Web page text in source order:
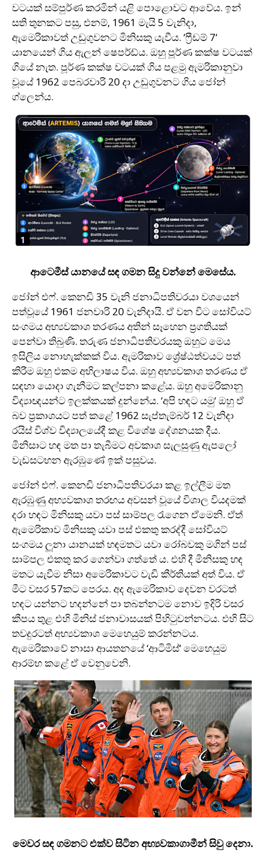
වටයක් සම්පුර්ණ කරමින් යළි පොළොවට ආවේය. ඉන්
සති තුනකට පසු, එනම්, 1961 මැයි 5 වැනිදා,
ඇමෙරිකාවත් උඩුගුවනට මිනිසකු යැවීය. ‘ෆ්‍රීඩම් 7‘
යානයෙන් ගිය ඇලන් ෂෙපර්ඩ්ය. ඔහු පූර්ණ කක්ෂ වටයක්
ගියේ නැත. පූර්ණ කක්ෂ වටයක් ගිය පළමු ඇමරිකානුවා
වූයේ 1962 පෙබරවාරි 20 දා උඩුගුවනට ගිය ජෝන්
ග්ලෙන්ය.
ආටෙමීස් යානයේ සඳ ගමන සිදු වන්නේ මෙසේය.
ජෝන් එෆ්. කෙනඩි 35 වැනි ජනාධිපතිවරයා වශයෙන්
පත්වූයේ 1961 ජනවාරි 20 වැනිදායි. ඒ වන විට සෝවියට්
සංගමය අභ්‍යවකාශ තරණය අතින් සෑහෙන ප්‍රගතියක්
පෙන්වා තිබුණි. තරුණ ජනාධිපතිවරයකු ඔහුට මෙය
ඉසිලිය නොහැක්කක් විය. ඇමරිකාව ශ්‍රේෂ්ඨත්වයට පත්
කිරීම ඔහු එකම අභිලාෂය විය. ඔහු අභ්‍යවකාශ තරණය ඒ
සඳහා යොදා ගැනීමට කල්පනා කළේය. ඔහු අමෙරිකානු
විද්‍යාඥයන්ට ඉලක්කයක් දුන්නේය. ‘අපි හඳට යමු‘ ඔහු ඒ
බව ප්‍රකාශයට පත් කළේ 1962 සැප්තැම්බර් 12 වැනිදා
රයිස් විශ්ව විද්‍යාලයේදී කළ විශේෂ දේශනයක දීය.
මිනිසාට හඳ මත පා තැබීමට අවකාශ සැලසුණු ඇපලෝ
වැඩසටහන ඇරඹුණේ ඉක් පසුවය.
ජෝන් එෆ්. කෙනඩි ජනාධිපතිවරයා කළ ඉල්ලීම මත
ඇරඹුණු අභ්‍යවකාශ තරඟය අවසන් වූයේ විශාල වියදමක්
දරා හඳට මිනිසකු යවා පස් සාම්පල රැගෙන ඒමෙනි. ඒත්
ඇමෙරිකාව මිනිසකු යවා පස් එකතු කරද්දී සෝවියට්
සංගමය ලූනා යානයක් හඳමතට යවා රෝබවකු මගින් පස්
සාම්පල එකතු කර ගෙන්වා ගත්තේ ය. එහි දී මිනිසකු හඳ
මතට යැවීම නිසා අමෙරිකාවට වැඩි කීර්තියක් අත් විය. ඒ
මීට වසර 57කට පෙරය. අද ඇමෙරිකාව දෙවන වරටත්
හඳට යන්නට හදන්නේ පා තබන්නටම නොව ඉදිරි වසර
කීපය තුළ එහි මිනිස් ජනාවාසයක් පිහිටුවන්නටය. එහි සිට
තවදුරටත් අභ්‍යවකාශ මෙහෙයුම් කරන්නටය.
ඇමෙරිකාවේ නාසා ආයතනයේ ‘ආටිමිස්‘ මෙහෙයුම
ආරම්භ කළේ ඒ වෙනුවෙනි.
මෙවර සඳ ගමනට එක්ව සිටින අභ්‍යවකාගාමීන් සිවු දෙනා.